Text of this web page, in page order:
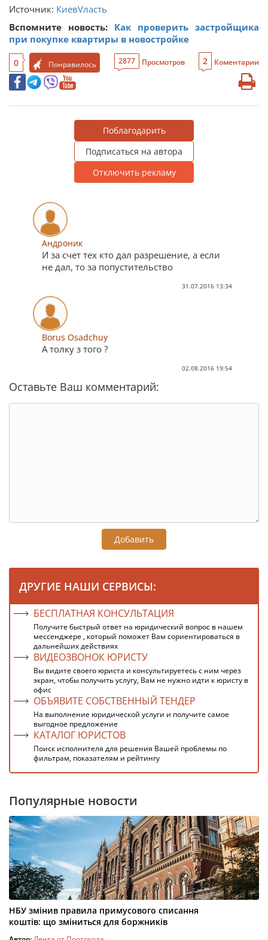
Источник: КиевVласть
Вспомните новость: Как проверить застройщика
при покупке квартиры в новостройке
0 Понравилось 2877 Просмотров 2 Коментарии
Поблагодарить
Подписаться на автора
Отключить рекламу
Андроник
И за счет тех кто дал разрешение, а если
не дал, то за попустительство
31.07.2016 13:34
Borus Osadchuy
А толку з того ?
02.08.2016 19:54
Оставьте Ваш комментарий:
Добавить
ДРУГИЕ НАШИ СЕРВИСЫ:
БЕСПЛАТНАЯ КОНСУЛЬТАЦИЯ
Получите быстрый ответ на юридический вопрос в нашем
мессенджере , который поможет Вам сориентироваться в
дальнейших действиях
ВИДЕОЗВОНОК ЮРИСТУ
Вы видите своего юриста и консультируетесь с ним через
экран, чтобы получить услугу, Вам не нужно идти к юристу в
офис
ОБЪЯВИТЕ СОБСТВЕННЫЙ ТЕНДЕР
На выполнение юридической услуги и получите самое
выгодное предложение
КАТАЛОГ ЮРИСТОВ
Поиск исполнителя для решения Вашей проблемы по
фильтрам, показателям и рейтингу
Популярные новости
НБУ змінив правила примусового списання
коштів: що зміниться для боржників